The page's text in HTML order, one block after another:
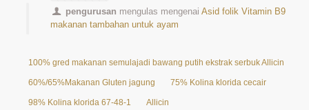
pengurusan mengulas mengenaiAsid folik Vitamin B9
makanan tambahan untuk ayam
100% gred makanan semulajadi bawang putih ekstrak serbuk Allicin 25%
60%/65%Makanan Gluten jagung 75% Kolina klorida cecair
98% Kolina klorida 67-48-1 Allicin